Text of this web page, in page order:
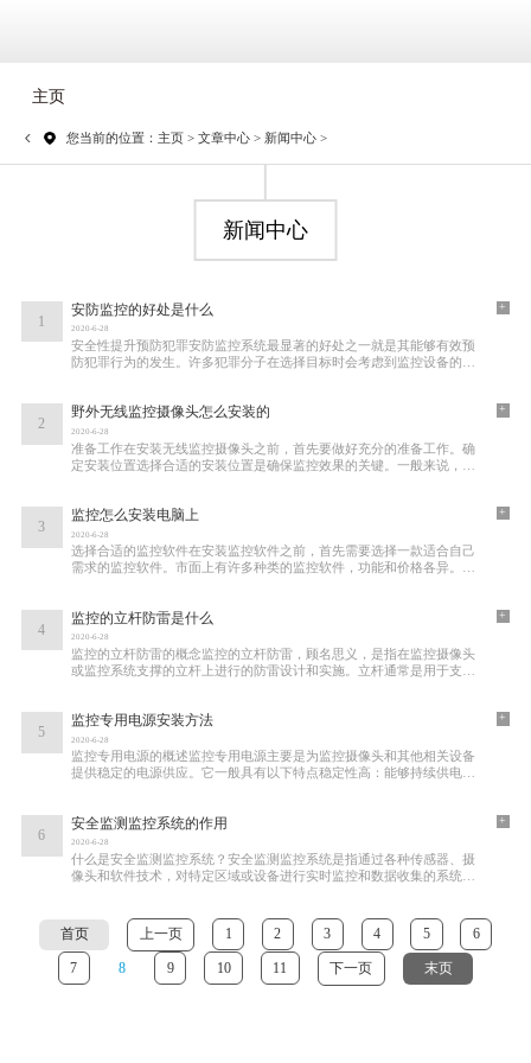
主页
您当前的位置： 主页> 文章中心> 新闻中心>
新闻中心
1
安防监控的好处是什么
2020-6-28
安全性提升预防犯罪安防监控系统最显著的好处之一就是其能够有效预
防犯罪行为的发生。许多犯罪分子在选择目标时会考虑到监控设备的存
+
2
野外无线监控摄像头怎么安装的
2020-6-28
准备工作在安装无线监控摄像头之前，首先要做好充分的准备工作。确
定安装位置选择合适的安装位置是确保监控效果的关键。一般来说，安
+
3
监控怎么安装电脑上
2020-6-28
选择合适的监控软件在安装监控软件之前，首先需要选择一款适合自己
需求的监控软件。市面上有许多种类的监控软件，功能和价格各异。以
+
4
监控的立杆防雷是什么
2020-6-28
监控的立杆防雷的概念监控的立杆防雷，顾名思义，是指在监控摄像头
或监控系统支撑的立杆上进行的防雷设计和实施。立杆通常是用于支撑
+
5
监控专用电源安装方法
2020-6-28
监控专用电源的概述监控专用电源主要是为监控摄像头和其他相关设备
提供稳定的电源供应。它一般具有以下特点稳定性高：能够持续供电，
+
6
安全监测监控系统的作用
2020-6-28
什么是安全监测监控系统？安全监测监控系统是指通过各种传感器、摄
像头和软件技术，对特定区域或设备进行实时监控和数据收集的系统。
+
首页 上一页 1 2 3 4 5 6
7 8 9 10 11 下一页 末页